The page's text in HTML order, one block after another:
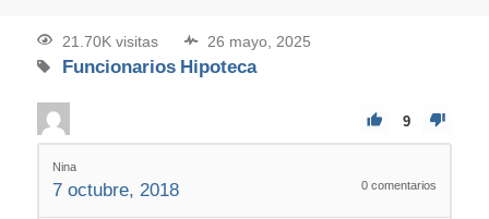
21.70K visitas 26 mayo, 2025
Funcionarios Hipoteca
9
Nina
7 octubre, 2018 0 comentarios